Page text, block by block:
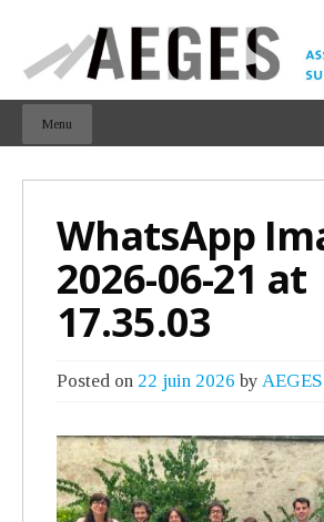
Menu
WhatsApp
2026-06-21 at
17.35.03
Posted on 22 juin 2026 by AEGES